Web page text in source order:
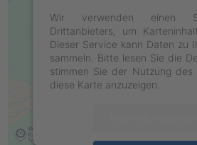
Wir verwenden einen
Drittanbieters, um
Dieser Service kann Daten zu
sammeln. Bitte lesen Sie die
stimmen Sie der Nutzung des
diese Karte anzuzeigen.